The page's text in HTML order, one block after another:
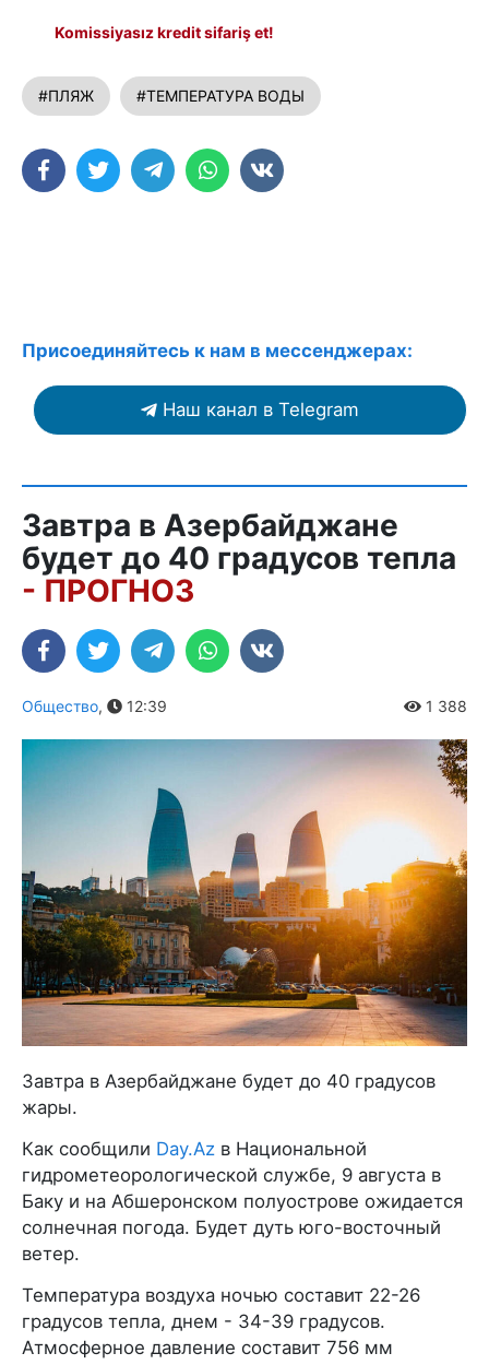
Komissiyasız kredit sifariş et!
#ПЛЯЖ #ТЕМПЕРАТУРА ВОДЫ
Присоединяйтесь к нам в мессенджерах:
Наш канал в Telegram
Завтра в Азербайджане
будет до 40 градусов тепла
- ПРОГНОЗ
Общество, 12:39 1 388
Завтра в Азербайджане будет до 40 градусов
жары.
Как сообщили Day.Az в Национальной
гидрометеорологической службе, 9 августа в
Баку и на Абшеронском полуострове ожидается
солнечная погода. Будет дуть юго-восточный
ветер.
Температура воздуха ночью составит 22-26
градусов тепла, днем - 34-39 градусов.
Атмосферное давление составит 756 мм